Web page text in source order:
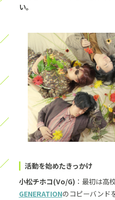
い。
活動を始めたきっかけ
小松チホコ(Vo/G) ：最初は高
GENERATIONのコピーバンド